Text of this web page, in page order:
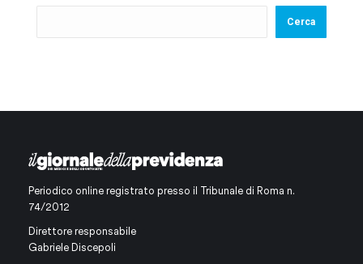
Cerca
Periodico online registrato presso il Tribunale di Roma n.
74/2012
Direttore responsabile
Gabriele Discepoli